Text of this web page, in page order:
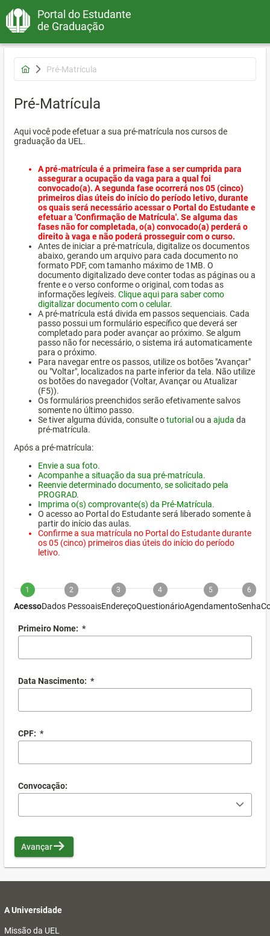
Portal do Estudante
de Graduação
Pré-Matrícula
Pré-Matrícula
Aqui você pode efetuar a sua pré-matrícula nos cursos de
graduação da UEL.
A pré-matrícula é a primeira fase a ser cumprida para
assegurar a ocupação da vaga para a qual foi
convocado(a). A segunda fase ocorrerá nos 05 (cinco)
primeiros dias úteis do início do período letivo, durante
os quais será necessário acessar o Portal do Estudante e
efetuar a 'Confirmação de Matrícula'. Se alguma das
fases não for completada, o(a) convocado(a) perderá o
direito à vaga e não poderá prosseguir com o curso.
Antes de iniciar a pré-matrícula, digitalize os documentos
abaixo, gerando um arquivo para cada documento no
formato PDF, com tamanho máximo de 1MB. O
documento digitalizado deve conter todas as páginas ou a
frente e o verso conforme o original, com todas as
informações legíveis. Clique aqui para saber como
digitalizar documento com o celular.
A pré-matrícula está divida em passos sequenciais. Cada
passo possui um formulário específico que deverá ser
completado para poder avançar ao próximo. Se algum
passo não for necessário, o sistema irá automaticamente
para o próximo.
Para navegar entre os passos, utilize os botões "Avançar"
ou "Voltar", localizados na parte inferior da tela. Não utilize
os botões do navegador (Voltar, Avançar ou Atualizar
(F5)).
Os formulários preenchidos serão efetivamente salvos
somente no último passo.
Se tiver alguma dúvida, consulte otutorial ou a ajuda da
pré-matrícula.
Após a pré-matrícula:
Envie a sua foto.
Acompanhe a situação da sua pré-matrícula.
Reenvie determinado documento, se solicitado pela
PROGRAD.
Imprima o(s) comprovante(s) da Pré-Matrícula.
O acesso ao Portal do Estudante será liberado somente à
partir do início das aulas.
Confirme a sua matrícula no Portal do Estudante durante
os 05 (cinco) primeiros dias úteis do início do período
letivo.
1
Acesso
2
Dados Pessoais
3
Endereço
4
Questionário
5
Agendamento
6
Senha
Primeiro Nome: *
Data Nascimento: *
CPF: *
Convocação:
Avançar
A Universidade
Missão da UEL